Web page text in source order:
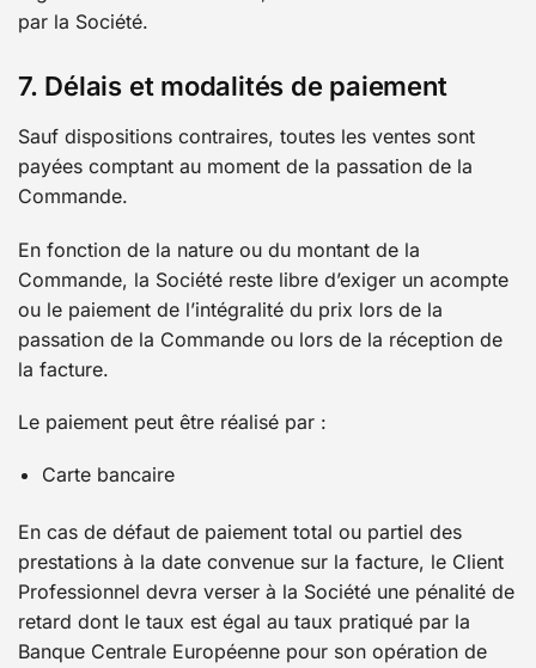
par la Société.
7. Délais et modalités de paiement
Sauf dispositions contraires, toutes les ventes sont
payées comptant au moment de la passation de la
Commande.
En fonction de la nature ou du montant de la
Commande, la Société reste libre d’exiger un acompte
ou le paiement de l’intégralité du prix lors de la
passation de la Commande ou lors de la réception de
la facture.
Le paiement peut être réalisé par :
Carte bancaire
En cas de défaut de paiement total ou partiel des
prestations à la date convenue sur la facture, le Client
Professionnel devra verser à la Société une pénalité de
retard dont le taux est égal au taux pratiqué par la
Banque Centrale Européenne pour son opération de